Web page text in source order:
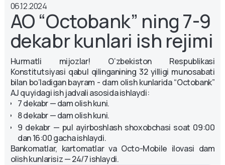
O'rta
versiya
versiya
Ovoz
Matn o'lchami
Aa -
Aa
Aa +
06.12.2024
AO “Octobank” ning 7-9
dekabr kunlari ish rejimi
Hurmatli mijozlar! O‘zbekiston Respublikasi
Konstitutsiyasi qabul qilinganining 32 yilligi munosabati
bilan bo‘ladigan bayram - dam olish kunlarida “Octobank”
AJ quyidagi ish jadvali asosida ishlaydi:
7 dekabr — dam olish kuni.
8 dekabr — dam olish kuni.
9 dekabr — pul ayirboshlash shoxobchasi soat 09:00
dan 16:00 gacha ishlaydi.
Bankomatlar, kartomatlar va Octo-Mobile ilovasi dam
olish kunlarisiz — 24/7 ishlaydi.